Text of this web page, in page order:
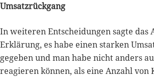
Umsatzrückgang
In weiteren Entscheidungen sagte das
Erklärung, es habe einen starken
gegeben und man habe nicht anders
reagieren können, als eine Anzahl von